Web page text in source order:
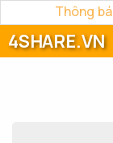
Thông
4SHARE.VN